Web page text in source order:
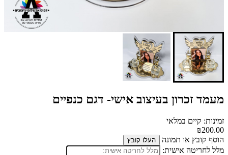
מעמד זכרון בעיצוב אישי- דגם כנפיים
זמינות: קיים במלאי
₪200.00
הוסף קובץ או תמונה
העלו קובץ
מלל לחריטה אישית: